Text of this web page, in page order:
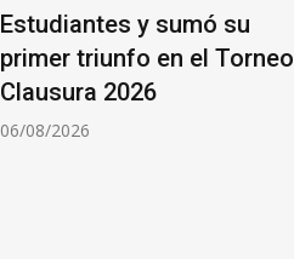
Estudiantes y sumó su
primer triunfo en el Torneo
Clausura 2026
06/08/2026